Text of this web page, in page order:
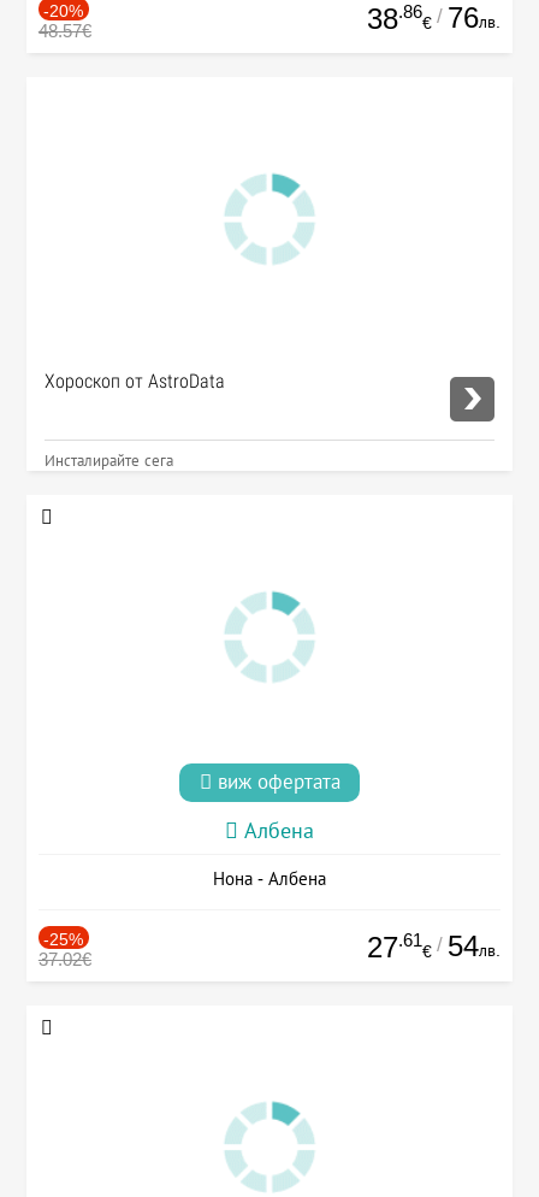
-20%
48.57€ 38.86
€ / 76лв.
Хороскоп от AstroData
Инсталирайте сега
виж офертата
Албена
Нона - Албена
-25%
37.02€ 27.61
€ / 54лв.